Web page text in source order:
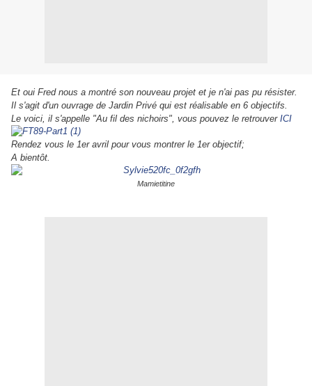
Et oui Fred nous a montré son nouveau projet et je n'ai pas pu résister.
Il s'agit d'un ouvrage de Jardin Privé qui est réalisable en 6 objectifs.
Le voici, il s'appelle "Au fil des nichoirs", vous pouvez le retrouver ICI
Rendez vous le 1er avril pour vous montrer le 1er objectif;
A bientôt.
Mamietitine